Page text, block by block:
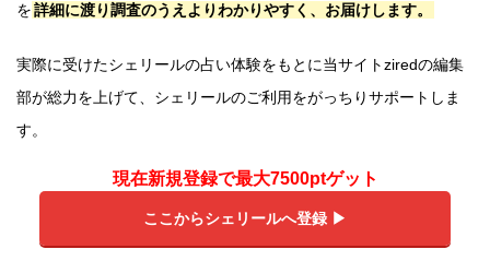
を詳細に渡り調査のうえよりわかりやすく、お届けします。
実際に受けたシェリールの占い体験をもとに当サイトziredの編集
部が総力を上げて、シェリールのご利用をがっちりサポートしま
す。
現在新規登録で最大7500ptゲット
ここからシェリールへ登録 ▶︎